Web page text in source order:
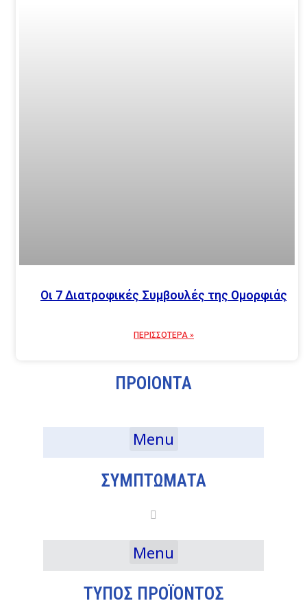
Οι 7 Διατροφικές Συμβουλές της Ομορφιάς
ΠΕΡΙΣΣΟΤΕΡΑ »
ΠΡΟΙΟΝΤΑ
Menu
ΣΥΜΠΤΩΜΑΤΑ
Menu
ΤΥΠΟΣ ΠΡΟΪΟΝΤΟΣ